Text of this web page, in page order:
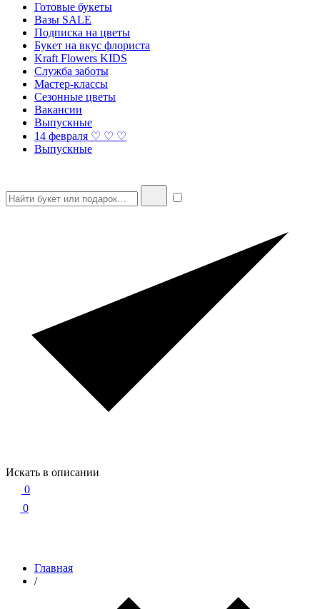
Готовые букеты
Вазы SALE
Подписка на цветы
Букет на вкус флориста
Kraft Flowers KIDS
Служба заботы
Мастер-классы
Сезонные цветы
Вакансии
Выпускные
14 февраля ♡ ♡ ♡
Выпускные
Искать в описании
0
0
Главная
/